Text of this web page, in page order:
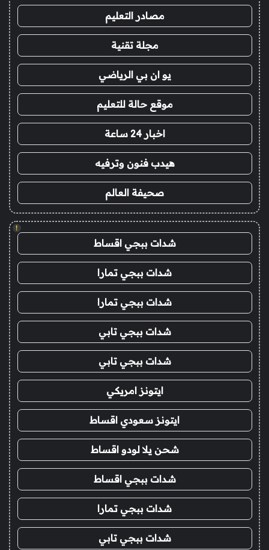
مصادر التعليم
مجلة تقنية
يو ان بي الرياضي
موقع حالة للتعليم
اخبار 24 ساعة
هيدب فنون وترفيه
صحيفة العالم
!
شدات ببجي اقساط
شدات ببجي تمارا
شدات ببجي تمارا
شدات ببجي تابي
شدات ببجي تابي
ايتونز امريكي
ايتونز سعودي اقساط
شحن يلا لودو اقساط
شدات ببجي اقساط
شدات ببجي تمارا
شدات ببجي تابي